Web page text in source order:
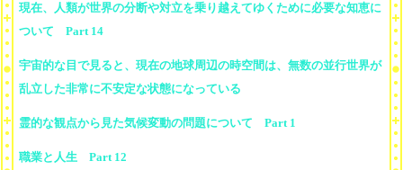
現在、人類が世界の分断や対立を乗り越えてゆくために必要な知恵に
ついて Part 14
宇宙的な目で見ると、現在の地球周辺の時空間は、無数の並行世界が
乱立した非常に不安定な状態になっている
霊的な観点から見た気候変動の問題について Part 1
職業と人生 Part 12